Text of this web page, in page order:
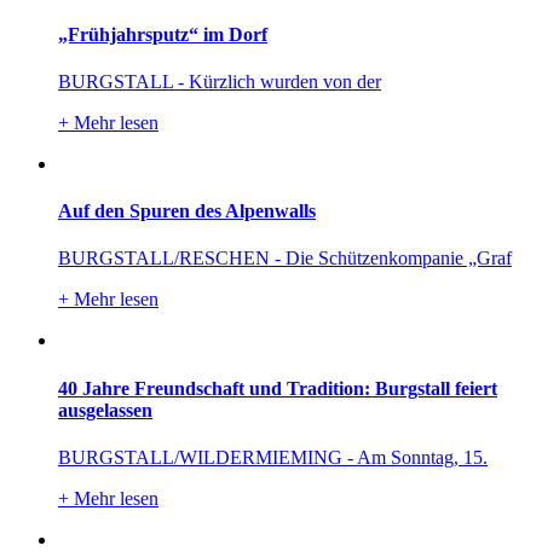
„Frühjahrsputz“ im Dorf
BURGSTALL - Kürzlich wurden von der
+ Mehr lesen
Auf den Spuren des Alpenwalls
BURGSTALL/RESCHEN - Die Schützenkompanie „Graf
+ Mehr lesen
40 Jahre Freundschaft und Tradition: Burgstall feiert
ausgelassen
BURGSTALL/WILDERMIEMING - Am Sonntag, 15.
+ Mehr lesen